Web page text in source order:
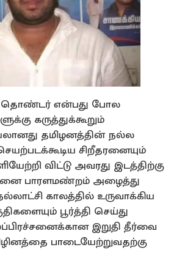
தொண்டர் என்பது போல
கருத்துக்கூறும்
தமிழனத்தின் நல்ல
சிறீதரனையும்
விட்டு அவரது இடத்திற்கு
பாரளமண்றம் அழைத்து
காலத்தில் உருவாக்கிய
பூர்த்தி செய்து
இறுதி தீர்வை
பாடையேற்றுவதற்கு